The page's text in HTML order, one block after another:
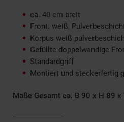
ca. 40 cm breit
Front: weiß,
Korpus weiß
Gefüllte doppelwandige
Standardgriff
Montiert und steckerfertig
Maße Gesamt ca. B 90 x H 89 x
-------------------------